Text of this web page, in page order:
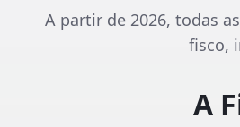
A partir de 2026, todas
fisco,
A